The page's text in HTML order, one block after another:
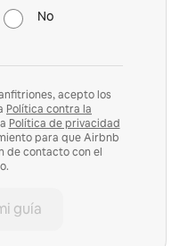
No
acepto los
Política contra la
Política de privacidad
para que Airbnb
de contacto con el
guía